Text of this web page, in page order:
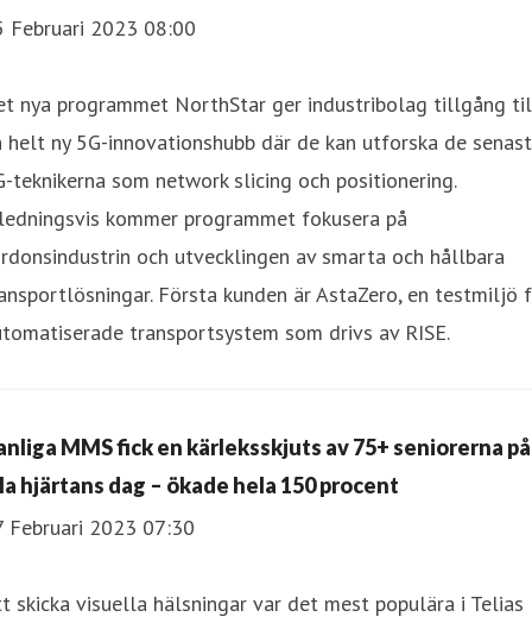
Februari 2023 08:00
nya programmet NorthStar ger industribolag tillgång
helt ny 5G-innovationshubb där de kan utforska de
teknikerna som network slicing och positionering.
kommer programmet fokusera på
och utvecklingen av smarta och hållbara
Första kunden är AstaZero, en testmiljö
transportsystem som drivs av RISE.
MMS fick en kärleksskjuts av 75+ seniorerna på
hjärtans dag – ökade hela 150 procent
Februari 2023 07:30
skicka visuella hälsningar var det mest populära i Telias